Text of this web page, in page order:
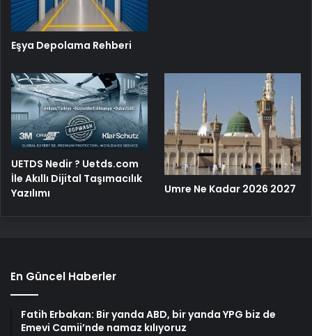
Eşya Depolama Rehberi
UETDS Nedir ? Uetds.com
İle Akıllı Dijital Taşımacılık
Yazılımı
Umre Ne Kadar 2026 2027
En Güncel Haberler
Fatih Erbakan: Bir yanda ABD, bir yanda YPG biz de
Emevi Camii’nde namaz kılıyoruz